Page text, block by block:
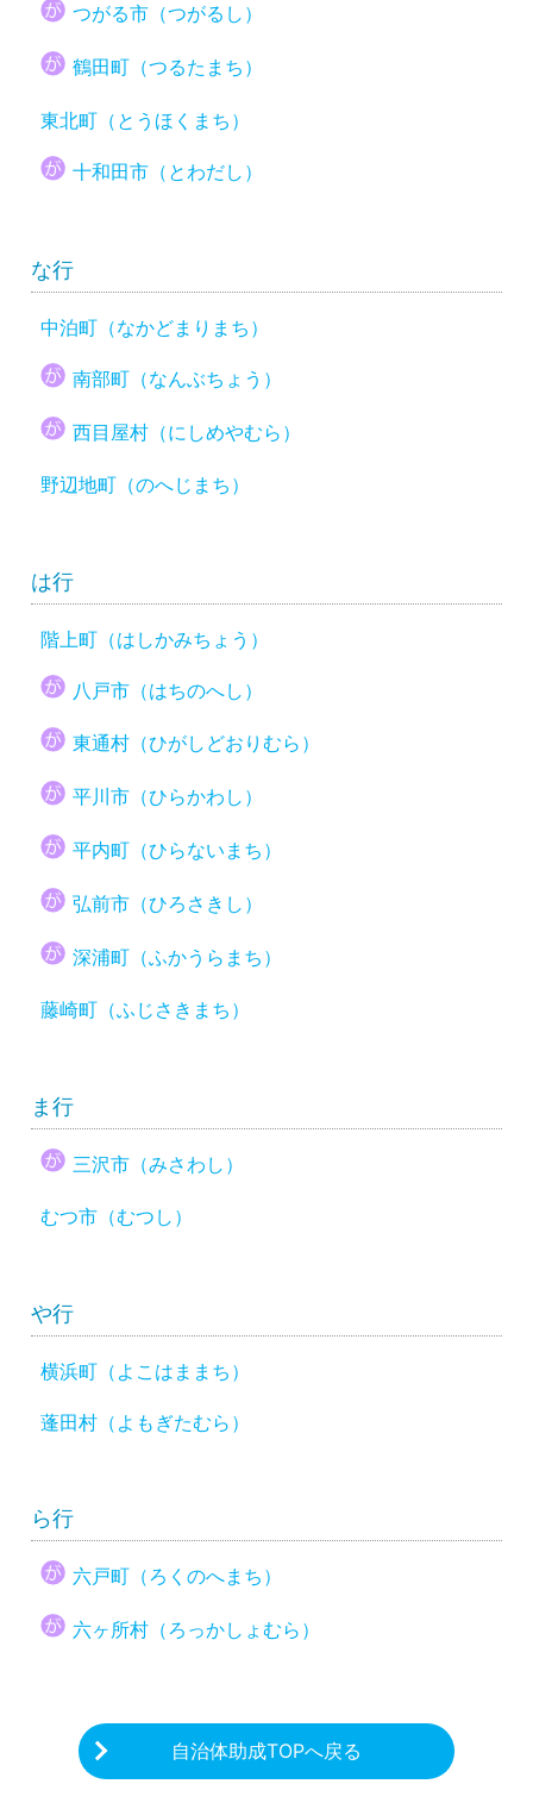
つがる市（つがるし）
鶴田町（つるたまち）
東北町（とうほくまち）
十和田市（とわだし）
な行
中泊町（なかどまりまち）
南部町（なんぶちょう）
西目屋村（にしめやむら）
野辺地町（のへじまち）
は行
階上町（はしかみちょう）
八戸市（はちのへし）
東通村（ひがしどおりむら）
平川市（ひらかわし）
平内町（ひらないまち）
弘前市（ひろさきし）
深浦町（ふかうらまち）
藤崎町（ふじさきまち）
ま行
三沢市（みさわし）
むつ市（むつし）
や行
横浜町（よこはままち）
蓬田村（よもぎたむら）
ら行
六戸町（ろくのへまち）
六ヶ所村（ろっかしょむら）
自治体助成TOPへ戻る